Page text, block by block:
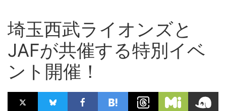
埼玉西武ライオンズと
JAFが共催する特別イベ
ント開催！